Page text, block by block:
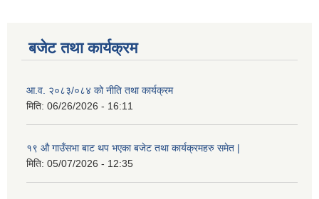
बजेट तथा कार्यक्रम
आ.व. २०८३/०८४ को नीति तथा कार्यक्रम
मिति: 06/26/2026 - 16:11
१९ औ गाउँसभा बाट थप भएका बजेट तथा कार्यक्रमहरु समेत |
मिति: 05/07/2026 - 12:35